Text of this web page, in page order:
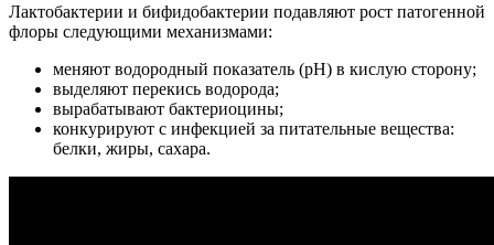
Лактобактерии и бифидобактерии подавляют рост патогенной
флоры следующими механизмами:
меняют водородный показатель (рН) в кислую сторону;
выделяют перекись водорода;
вырабатывают бактериоцины;
конкурируют с инфекцией за питательные вещества:
белки, жиры, сахара.